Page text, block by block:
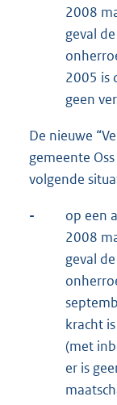
2008
geval
2005 is
geen
De nieuwe
gemeente
volgende
-
op een
2008
geval
kracht
(met
er is